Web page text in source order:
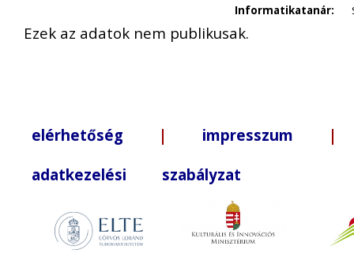
Informatikatanár:
Ezek az adatok nem publikusak.
elérhetőség | impresszum |
adatkezelési szabályzat